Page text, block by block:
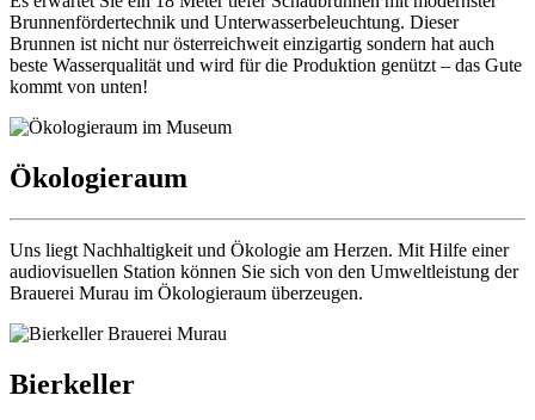
Brunnenfördertechnik und Unterwasserbeleuchtung. Dieser
Brunnen ist nicht nur österreichweit einzigartig sondern hat auch
beste Wasserqualität und wird für die Produktion genützt – das Gute
kommt von unten!
Ökologieraum
Uns liegt Nachhaltigkeit und Ökologie am Herzen. Mit Hilfe einer
audiovisuellen Station können Sie sich von den Umweltleistung der
Brauerei Murau im Ökologieraum überzeugen.
Bierkeller